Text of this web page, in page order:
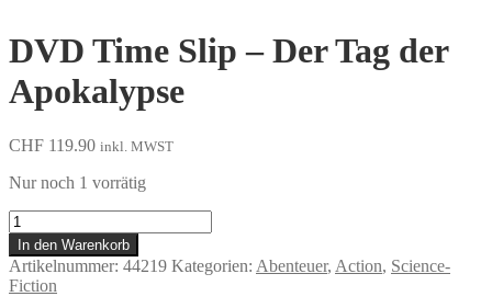
DVD Time Slip – Der Tag der
Apokalypse
CHF 119.90 inkl. MWST
Nur noch 1 vorrätig
Time
Slip
-
Der
Tag
In den Warenkorb
Artikelnummer: 44219 Kategorien: Abenteuer, Action, Science-
Fiction